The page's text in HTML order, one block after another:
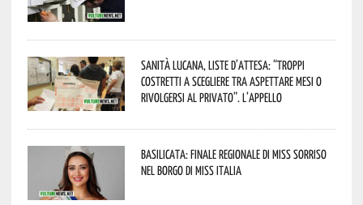
Sanità lucana, liste d’attesa: “Troppi
costretti a scegliere tra aspettare mesi o
rivolgersi al privato”. L’appello
Basilicata: finale regionale di Miss Sorriso
nel borgo di Miss Italia